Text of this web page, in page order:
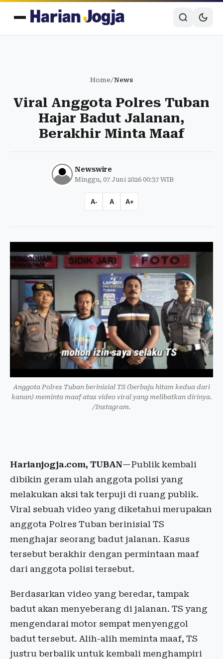
Home/News
Viral Anggota Polres Tuban
Hajar Badut Jalanan,
Berakhir Minta Maaf
Newswire
Minggu, 07 Juni 2026 00:37 WIB
A- A A+
Anggota Polres Tuban berinisial TS (berbaju hitam kedua dari
kanan) meminta maaf atas video viral yang melibatkan dirinya.
/Instagram.
Harianjogja.com, TUBAN—Publik kembali
dibikin geram ulah anggota polisi yang
melakukan aksi tak terpuji di ruang publik.
Viral sebuah video yang diketahui merupakan
anggota Polres Tuban berinisial TS
menghajar seorang badut jalanan. Kasus
tersebut berakhir dengan permintaan maaf
dari anggota polisi tersebut.
Berdasarkan video yang beredar, tampak
badut akan menyeberang di jalanan. TS yang
mengendarai motor sempat menyenggol
badut tersebut. Alih-alih meminta maaf, TS
justru berbalik untuk kembali menghampiri